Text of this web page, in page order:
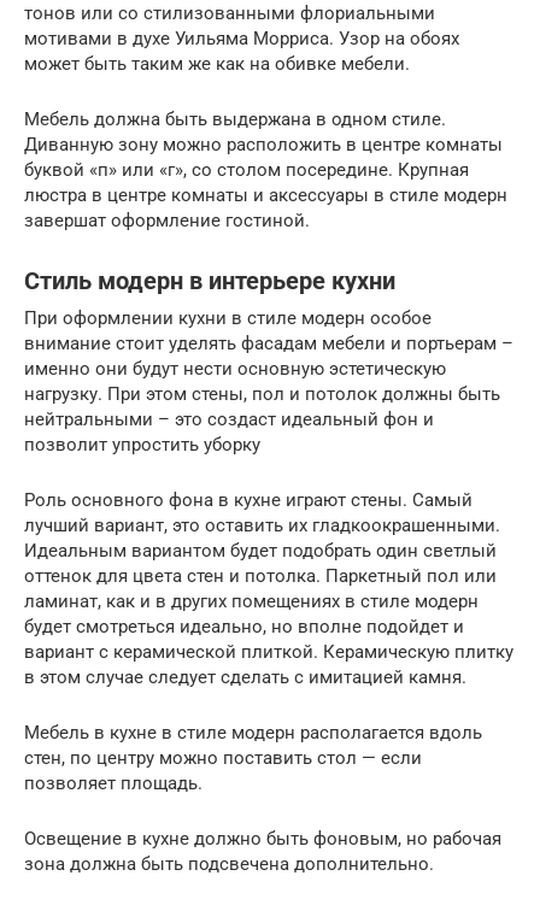
тонов или со стилизованными флориальными
мотивами в духе Уильяма Морриса. Узор на обоях
может быть таким же как на обивке мебели.
Мебель должна быть выдержана в одном стиле.
Диванную зону можно расположить в центре комнаты
буквой «п» или «г», со столом посередине. Крупная
люстра в центре комнаты и аксессуары в стиле модерн
завершат оформление гостиной.
Стиль модерн в интерьере кухни
При оформлении кухни в стиле модерн особое
внимание стоит уделять фасадам мебели и портьерам –
именно они будут нести основную эстетическую
нагрузку. При этом стены, пол и потолок должны быть
нейтральными – это создаст идеальный фон и
позволит упростить уборку
Роль основного фона в кухне играют стены. Самый
лучший вариант, это оставить их гладкоокрашенными.
Идеальным вариантом будет подобрать один светлый
оттенок для цвета стен и потолка. Паркетный пол или
ламинат, как и в других помещениях в стиле модерн
будет смотреться идеально, но вполне подойдет и
вариант с керамической плиткой. Керамическую плитку
в этом случае следует сделать с имитацией камня.
Мебель в кухне в стиле модерн располагается вдоль
стен, по центру можно поставить стол — если
позволяет площадь.
Освещение в кухне должно быть фоновым, но рабочая
зона должна быть подсвечена дополнительно.